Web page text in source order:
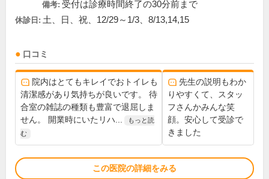
備考: 受付は診療時間終了の30分前まで
休診日: 土、日、祝、12/29～1/3、8/13,14,15
口コミ
院内はとてもキレイでおトイレも
清潔感があり気持ちが良いです。 待
合室の雑誌の種類も豊富で退屈しま
せん。 開業時にいたリハ...
もっと読
む
先生の説明もわか
りやすくて、スタッ
フさんかみんな笑
顔。安心して受診で
きました
この医院の詳細をみる